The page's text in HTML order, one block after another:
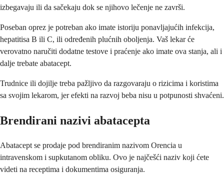
izbegavaju ili da sačekaju dok se njihovo lečenje ne završi.
Poseban oprez je potreban ako imate istoriju ponavljajućih infekcija,
hepatitisa B ili C, ili određenih plućnih oboljenja. Vaš lekar će
verovatno naručiti dodatne testove i praćenje ako imate ova stanja, ali i
dalje trebate abatacept.
Trudnice ili dojilje treba pažljivo da razgovaraju o rizicima i koristima
sa svojim lekarom, jer efekti na razvoj beba nisu u potpunosti shvaćeni.
Brendirani nazivi abatacepta
Abatacept se prodaje pod brendiranim nazivom Orencia u
intravenskom i supkutanom obliku. Ovo je najčešći naziv koji ćete
videti na receptima i dokumentima osiguranja.